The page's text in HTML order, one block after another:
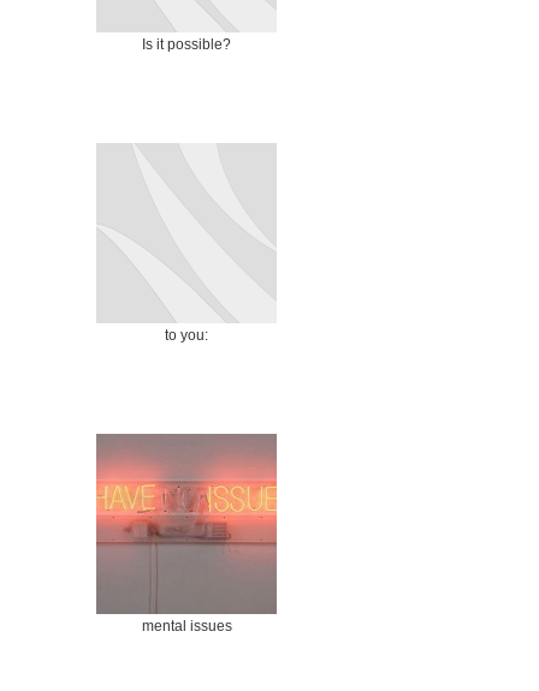
Is it possible?
to you:
mental issues